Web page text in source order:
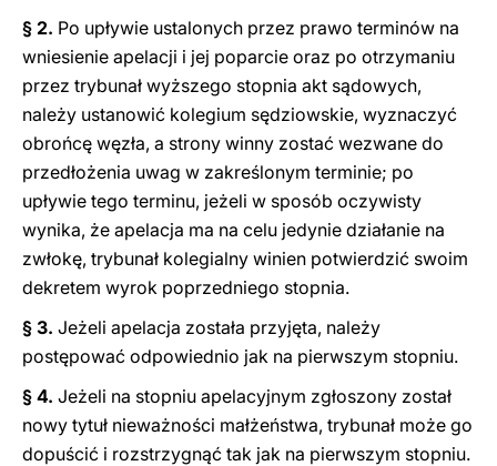
§ 2. Po upływie ustalonych przez prawo terminów na
wniesienie apelacji i jej poparcie oraz po otrzymaniu
przez trybunał wyższego stopnia akt sądowych,
należy ustanowić kolegium sędziowskie, wyznaczyć
obrońcę węzła, a strony winny zostać wezwane do
przedłożenia uwag w zakreślonym terminie; po
upływie tego terminu, jeżeli w sposób oczywisty
wynika, że apelacja ma na celu jedynie działanie na
zwłokę, trybunał kolegialny winien potwierdzić swoim
dekretem wyrok poprzedniego stopnia.
§ 3. Jeżeli apelacja została przyjęta, należy
postępować odpowiednio jak na pierwszym stopniu.
§ 4. Jeżeli na stopniu apelacyjnym zgłoszony został
nowy tytuł nieważności małżeństwa, trybunał może go
dopuścić i rozstrzygnąć tak jak na pierwszym stopniu.